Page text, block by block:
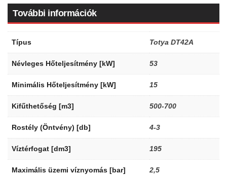
További információk
Típus Totya DT42A
Névleges Hőteljesítmény [kW] 53
Minimális Hőteljesítmény [kW] 15
Kifűthetőség [m3] 500-700
Rostély (Öntvény) [db] 4-3
Víztérfogat [dm3] 195
Maximális üzemi víznyomás [bar] 2,5